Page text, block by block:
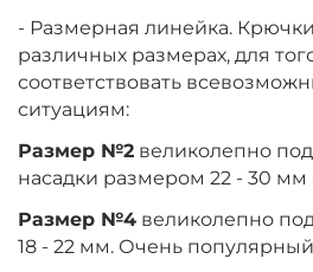
- Размерная линейка.
различных размерах, для
соответствовать
ситуациям:
Размер №2 великолепно
насадки размером 22 - 30
Размер №4 великолепно
18 - 22 мм. Очень